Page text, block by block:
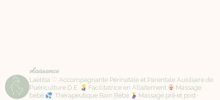
olaissance
Laëtitia ♡ Accompagnante Périnatale et Parentale Auxiliaire de
Puériculture D.E.
Facilitatrice en Allaitement
Massage
bébé
Thérapeutique Bain Bébé
Massage pré et post-